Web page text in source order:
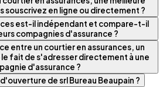
souscrivez en ligne ou directement ?
est-il indépendant et compare-t-il
compagnies d'assurance ?
entre un courtier en assurances, un
fait de s'adresser directement à une
d'assurance ?
de srl Bureau Beaupain ?